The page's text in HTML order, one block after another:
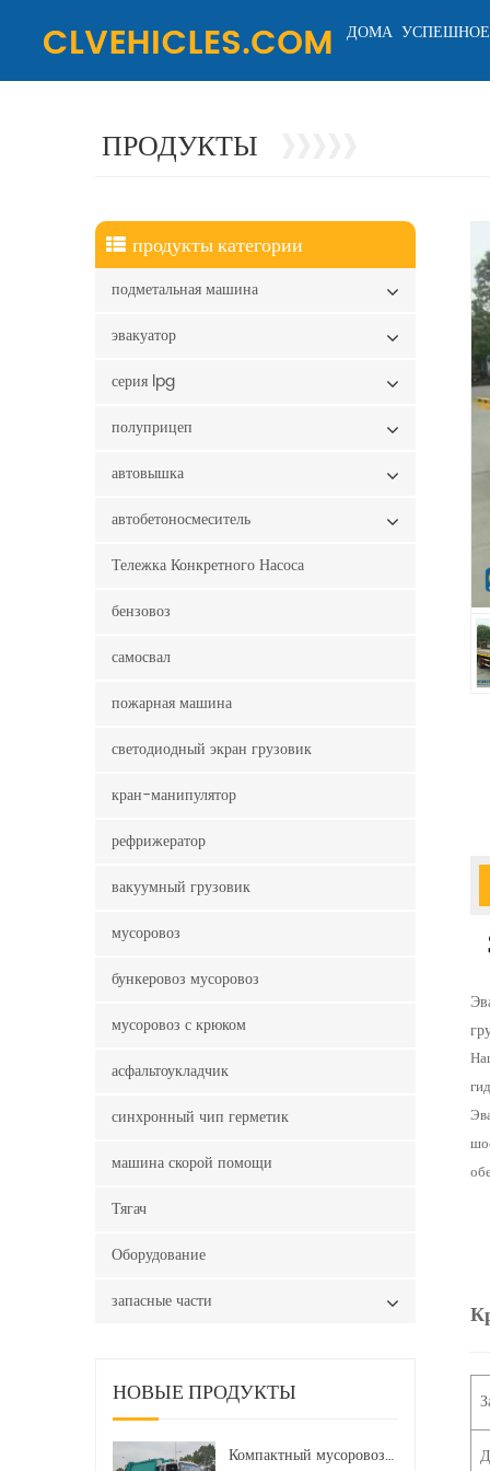
ДОМА
ПРОДУКТЫ
продукты категории
подметальная машина
эвакуатор
серия lpg
полуприцеп
автовышка
автобетоносмеситель
Тележка Конкретного Насоса
бензовоз
самосвал
пожарная машина
светодиодный экран грузовик
кран-манипулятор
рефрижератор
вакуумный грузовик
мусоровоз
бункеровоз мусоровоз
мусоровоз с крюком
асфальтоукладчик
синхронный чип герметик
машина скорой помощи
Тягач
Оборудование
запасные части
НОВЫЕ ПРОДУКТЫ
Компактный мусоровоз HOWO LHD 4x2 160 л.с. 12 куб. м